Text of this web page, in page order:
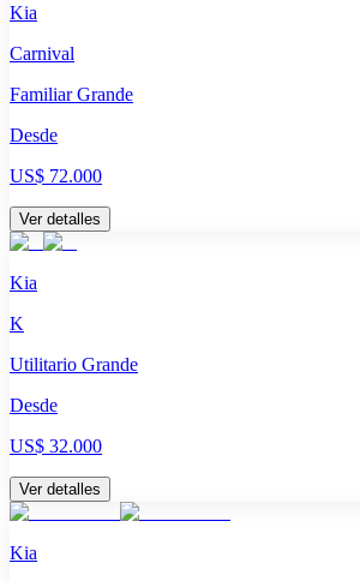
Kia
Carnival
Familiar Grande
Desde
US$ 72.000
Ver detalles
Kia
K
Utilitario Grande
Desde
US$ 32.000
Ver detalles
Kia